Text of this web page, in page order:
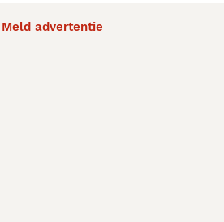
Meld advertentie